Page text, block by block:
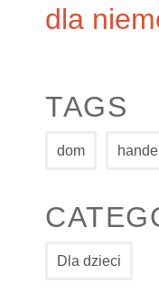
dla
TAGS
dom handel
Dla dzieci